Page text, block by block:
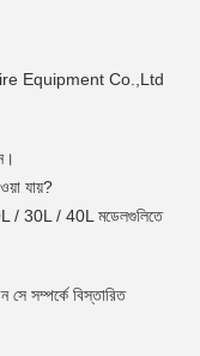
Fire Equipment Co.,Ltd
যায়?
/ 30L / 40L মডেলগুলিতে
সম্পর্কে বিস্তারিত